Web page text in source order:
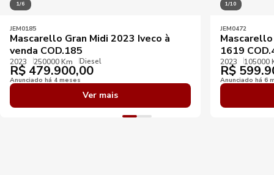
1/6
JEM0185
Mascarello Gran Midi 2023 Iveco à
venda COD.185
2023 250000 Km Diesel
R$ 479.900,00
Anunciado há 4 meses
Ver mais
1/10
JEM0472
Mascarello
1619
2023 105000
R$
Anunciado há 6